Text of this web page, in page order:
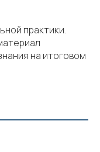
практики.
на итоговом